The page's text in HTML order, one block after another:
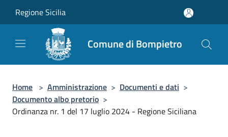
Regione Sicilia
Comune di Bompietro
Home > Amministrazione > Documenti e dati >
Documento albo pretorio >
Ordinanza nr. 1 del 17 luglio 2024 - Regione Siciliana